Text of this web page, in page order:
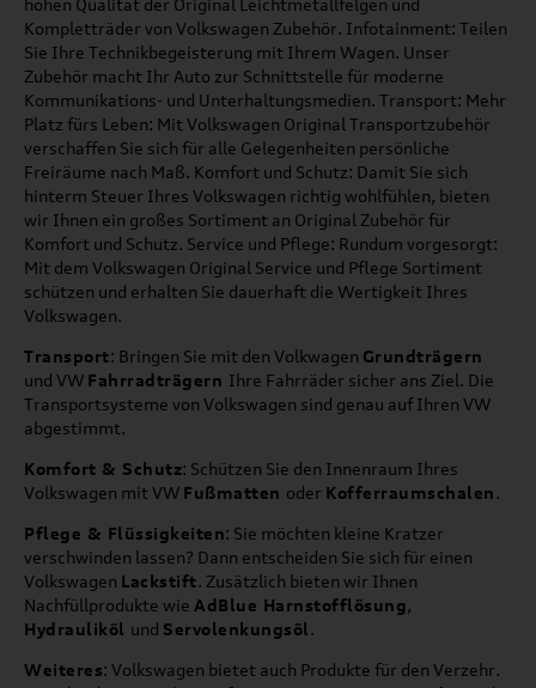
Kompletträder von Volkswagen Zubehör. Infotainment: Teilen
Sie Ihre Technikbegeisterung mit Ihrem Wagen. Unser
Zubehör macht Ihr Auto zur Schnittstelle für moderne
Kommunikations- und Unterhaltungsmedien. Transport: Mehr
Platz fürs Leben: Mit Volkswagen Original Transportzubehör
verschaffen Sie sich für alle Gelegenheiten persönliche
Freiräume nach Maß. Komfort und Schutz: Damit Sie sich
hinterm Steuer Ihres Volkswagen richtig wohlfühlen, bieten
wir Ihnen ein großes Sortiment an Original Zubehör für
Komfort und Schutz. Service und Pflege: Rundum vorgesorgt:
Mit dem Volkswagen Original Service und Pflege Sortiment
schützen und erhalten Sie dauerhaft die Wertigkeit Ihres
Volkswagen.
Transport: Bringen Sie mit den Volkwagen Grundträgern
und VW Fahrradträgern Ihre Fahrräder sicher ans Ziel. Die
Transportsysteme von Volkswagen sind genau auf Ihren VW
abgestimmt.
Komfort & Schutz: Schützen Sie den Innenraum Ihres
Volkswagen mit VW Fußmatten oder Kofferraumschalen.
Pflege & Flüssigkeiten: Sie möchten kleine Kratzer
verschwinden lassen? Dann entscheiden Sie sich für einen
Volkswagen Lackstift. Zusätzlich bieten wir Ihnen
Nachfüllprodukte wie AdBlue Harnstofflösung,
Hydrauliköl und Servolenkungsöl.
Weiteres: Volkswagen bietet auch Produkte für den Verzehr.